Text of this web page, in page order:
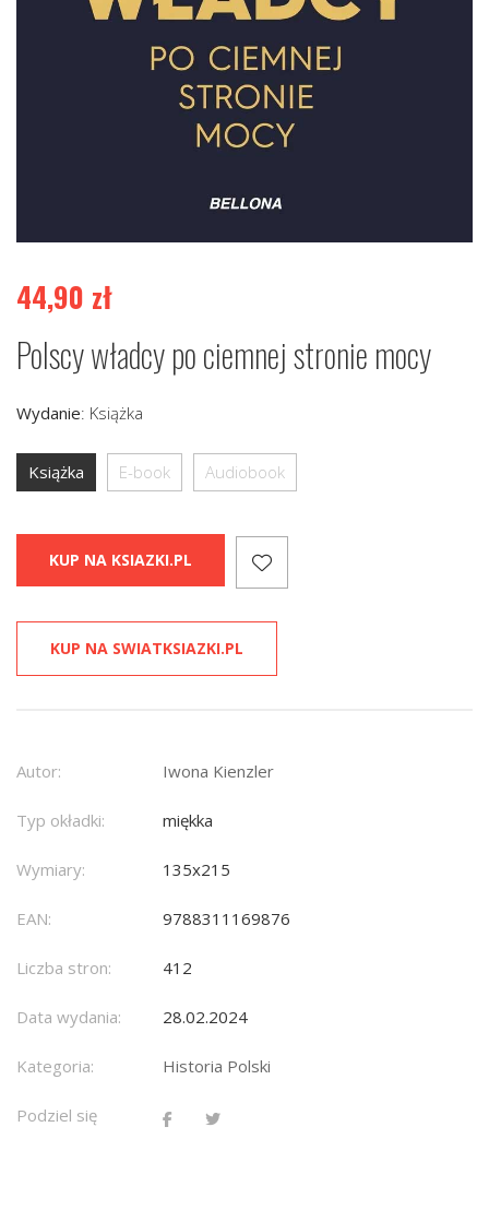
44,90 zł
Polscy władcy po ciemnej stronie mocy
Wydanie: Książka
Książka E-book Audiobook
KUP NA KSIAZKI.PL
KUP NA SWIATKSIAZKI.PL
Autor: Iwona Kienzler
Typ okładki: miękka
Wymiary: 135x215
EAN: 9788311169876
Liczba stron: 412
Data wydania: 28.02.2024
Kategoria: Historia Polski
Podziel się